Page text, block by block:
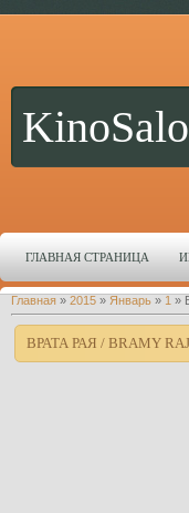
ГЛАВНАЯ СТРАНИЦА
Главная » 2015 » Январь » 1 »
ВРАТА РАЯ / BRAMY